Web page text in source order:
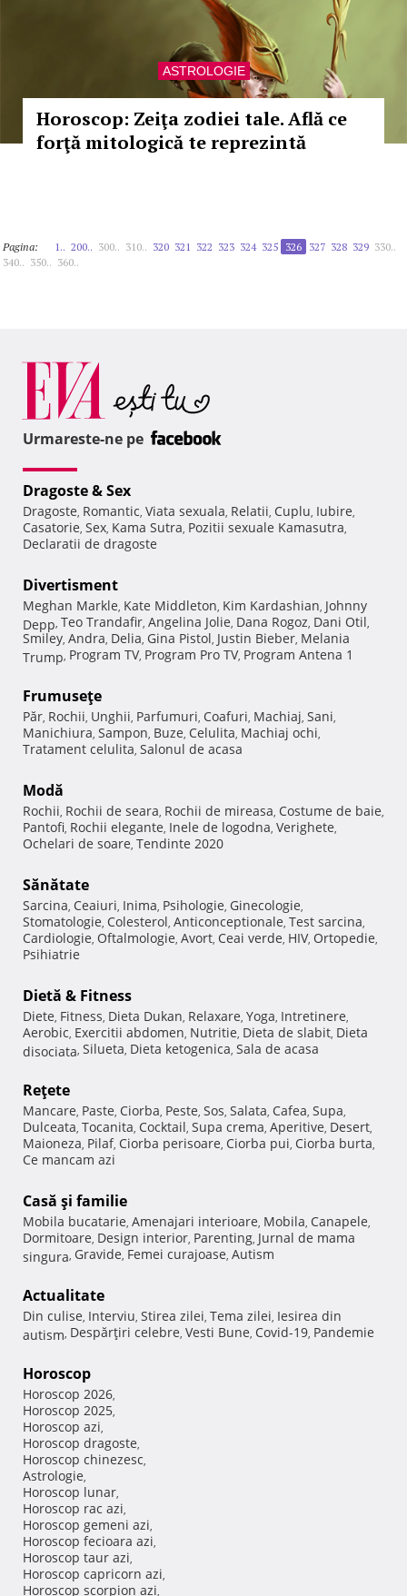
ASTROLOGIE
Horoscop: Zeiţa zodiei tale. Află ce
forţă mitologică te reprezintă
Pagina: 1.. 200.. 300.. 310.. 320 321 322 323 324 325 326 327 328 329 330..
340.. 350.. 360..
Urmareste-ne pe
Dragoste & Sex
Dragoste, Romantic, Viata sexuala, Relatii, Cuplu, Iubire,
Casatorie, Sex, Kama Sutra, Pozitii sexuale Kamasutra,
Declaratii de dragoste
Divertisment
Meghan Markle, Kate Middleton, Kim Kardashian, Johnny
Depp, Teo Trandafir, Angelina Jolie, Dana Rogoz, Dani Otil,
Smiley, Andra, Delia, Gina Pistol, Justin Bieber, Melania
Trump, Program TV, Program Pro TV, Program Antena 1
Frumuseţe
Păr, Rochii, Unghii, Parfumuri, Coafuri, Machiaj, Sani,
Manichiura, Sampon, Buze, Celulita, Machiaj ochi,
Tratament celulita, Salonul de acasa
Modă
Rochii, Rochii de seara, Rochii de mireasa, Costume de baie,
Pantofi, Rochii elegante, Inele de logodna, Verighete,
Ochelari de soare, Tendinte 2020
Sănătate
Sarcina, Ceaiuri, Inima, Psihologie, Ginecologie,
Stomatologie, Colesterol, Anticonceptionale, Test sarcina,
Cardiologie, Oftalmologie, Avort, Ceai verde, HIV, Ortopedie,
Psihiatrie
Dietă & Fitness
Diete, Fitness, Dieta Dukan, Relaxare, Yoga, Intretinere,
Aerobic, Exercitii abdomen, Nutritie, Dieta de slabit, Dieta
disociata, Silueta, Dieta ketogenica, Sala de acasa
Reţete
Mancare, Paste, Ciorba, Peste, Sos, Salata, Cafea, Supa,
Dulceata, Tocanita, Cocktail, Supa crema, Aperitive, Desert,
Maioneza, Pilaf, Ciorba perisoare, Ciorba pui, Ciorba burta,
Ce mancam azi
Casă şi familie
Mobila bucatarie, Amenajari interioare, Mobila, Canapele,
Dormitoare, Design interior, Parenting, Jurnal de mama
singura, Gravide, Femei curajoase, Autism
Actualitate
Din culise, Interviu, Stirea zilei, Tema zilei, Iesirea din
autism, Despărţiri celebre, Vesti Bune, Covid-19, Pandemie
Horoscop
Horoscop 2026,
Horoscop 2025,
Horoscop azi,
Horoscop dragoste,
Horoscop chinezesc,
Astrologie,
Horoscop lunar,
Horoscop rac azi,
Horoscop gemeni azi,
Horoscop fecioara azi,
Horoscop taur azi,
Horoscop capricorn azi,
Horoscop scorpion azi,